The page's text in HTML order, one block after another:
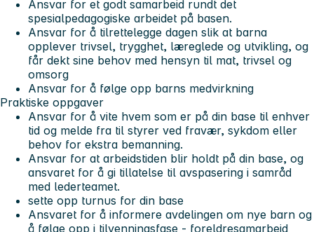
Ansvar for et godt samarbeid rundt det
spesialpedagogiske arbeidet på basen.
Ansvar for å tilrettelegge dagen slik at barna
opplever trivsel, trygghet, læreglede og utvikling, og
får dekt sine behov med hensyn til mat, trivsel og
omsorg
Ansvar for å følge opp barns medvirkning
Praktiske oppgaver
Ansvar for å vite hvem som er på din base til enhver
tid og melde fra til styrer ved fravær, sykdom eller
behov for ekstra bemanning.
Ansvar for at arbeidstiden blir holdt på din base, og
ansvaret for å gi tillatelse til avspasering i samråd
med lederteamet.
sette opp turnus for din base
Ansvaret for å informere avdelingen om nye barn og
å følge opp i tilvenningsfase - foreldresamarbeid